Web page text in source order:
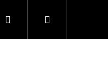
PrihlásenieNákupný